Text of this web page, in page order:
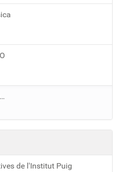
de l'Institut Puig